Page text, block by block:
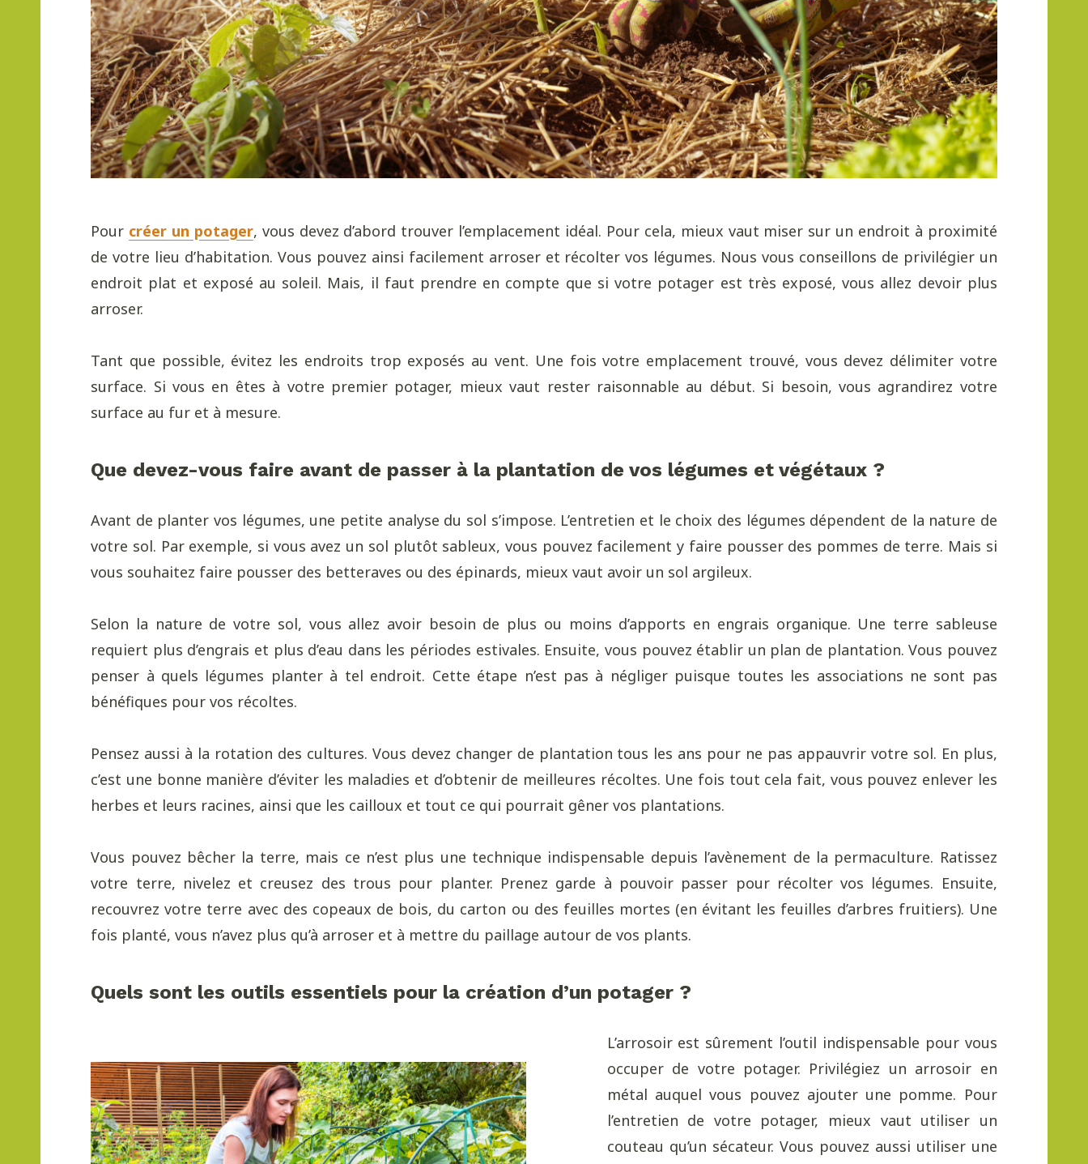
Pour créer un potager, vous devez d’abord trouver l’emplacement idéal. Pour cela, mieux vaut miser sur un endroit à proximité
de votre lieu d’habitation. Vous pouvez ainsi facilement arroser et récolter vos légumes. Nous vous conseillons de privilégier un
endroit plat et exposé au soleil. Mais, il faut prendre en compte que si votre potager est très exposé, vous allez devoir plus
arroser.
Tant que possible, évitez les endroits trop exposés au vent. Une fois votre emplacement trouvé, vous devez délimiter votre
surface. Si vous en êtes à votre premier potager, mieux vaut rester raisonnable au début. Si besoin, vous agrandirez votre
surface au fur et à mesure.
Que devez-vous faire avant de passer à la plantation de vos légumes et végétaux ?
Avant de planter vos légumes, une petite analyse du sol s’impose. L’entretien et le choix des légumes dépendent de la nature de
votre sol. Par exemple, si vous avez un sol plutôt sableux, vous pouvez facilement y faire pousser des pommes de terre. Mais si
vous souhaitez faire pousser des betteraves ou des épinards, mieux vaut avoir un sol argileux.
Selon la nature de votre sol, vous allez avoir besoin de plus ou moins d’apports en engrais organique. Une terre sableuse
requiert plus d’engrais et plus d’eau dans les périodes estivales. Ensuite, vous pouvez établir un plan de plantation. Vous pouvez
penser à quels légumes planter à tel endroit. Cette étape n’est pas à négliger puisque toutes les associations ne sont pas
bénéfiques pour vos récoltes.
Pensez aussi à la rotation des cultures. Vous devez changer de plantation tous les ans pour ne pas appauvrir votre sol. En plus,
c’est une bonne manière d’éviter les maladies et d’obtenir de meilleures récoltes. Une fois tout cela fait, vous pouvez enlever les
herbes et leurs racines, ainsi que les cailloux et tout ce qui pourrait gêner vos plantations.
Vous pouvez bêcher la terre, mais ce n’est plus une technique indispensable depuis l’avènement de la permaculture. Ratissez
votre terre, nivelez et creusez des trous pour planter. Prenez garde à pouvoir passer pour récolter vos légumes. Ensuite,
recouvrez votre terre avec des copeaux de bois, du carton ou des feuilles mortes (en évitant les feuilles d’arbres fruitiers). Une
fois planté, vous n’avez plus qu’à arroser et à mettre du paillage autour de vos plants.
Quels sont les outils essentiels pour la création d’un potager ?
L’arrosoir est sûrement l’outil indispensable pour vous
occuper de votre potager. Privilégiez un arrosoir en
métal auquel vous pouvez ajouter une pomme. Pour
l’entretien de votre potager, mieux vaut utiliser un
couteau qu’un sécateur. Vous pouvez aussi utiliser une